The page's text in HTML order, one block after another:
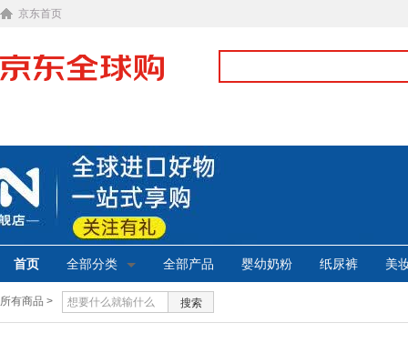
京东首页
首页 全部分类 全部产品 婴幼奶粉 纸尿裤 美
所有商品 > 搜索